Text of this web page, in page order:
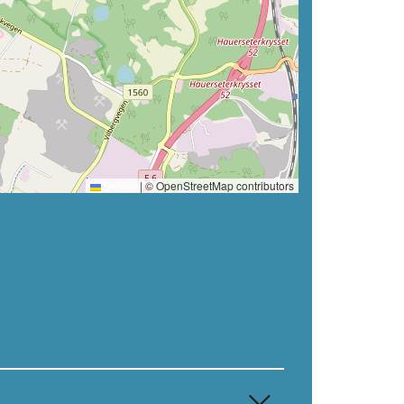
Leaflet | © OpenStreetMap contributors